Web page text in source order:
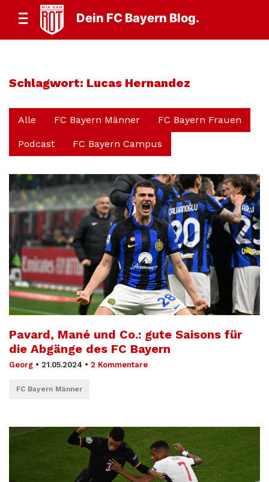
Dein FC Bayern Blog.
Schlagwort: Lucas Hernandez
Alle FC Bayern Männer FC Bayern Frauen
Podcast FC Bayern Campus
Pavard, Mané und Co.: gute Saisons für
die Abgänge des FC Bayern
Georg • 21.05.2024 • 2 Kommentare
FC Bayern Männer